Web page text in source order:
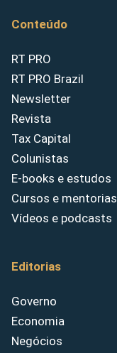
Conteúdo
RT PRO
RT PRO Brazil
Newsletter
Revista
Tax Capital
Colunistas
E-books e estudos
Cursos e mentorias
Vídeos e podcasts
Editorias
Governo
Economia
Negócios